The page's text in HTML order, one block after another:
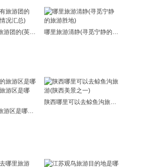
英德市哪里有旅游团的(英德市旅游团情况汇总) 哪里旅游清静(寻觅宁静的旅游胜地)
离福建最近的旅游区是哪里(福建最近的旅游区是哪里)
陕西哪里可以去鲸鱼沟旅游(陕西美景之一)